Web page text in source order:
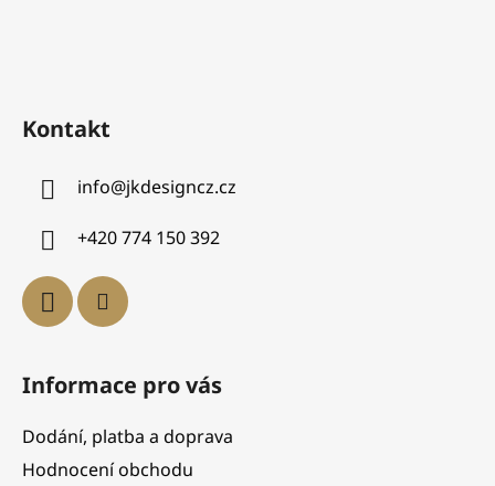
Kontakt
info@jkdesigncz.cz
+420 774 150 392
Informace pro vás
Dodání, platba a doprava
Hodnocení obchodu